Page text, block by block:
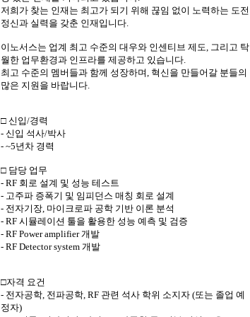
저희가 찾는 인재는 최고가 되기 위해 끊임 없이 노력하는 도전
정신과 실력을 갖춘 인재입니다.
이노서스는 업계 최고 수준의 대우와 인센티브 제도, 그리고 탁
월한 업무환경과 인프라를 제공하고 있습니다.
최고 수준의 멤버들과 함께 성장하며, 혁신을 만들어갈 분들의
많은 지원을 바랍니다.
□ 신입/경력
- 신입 석사/박사
- ~5년차 경력
□ 담당 업무
- RF 회로 설계 및 성능 테스트
- 고주파 증폭기 및 임피던스 매칭 회로 설계
- 전자기장, 마이크로파 공학 기반 이론 분석
- RF 시뮬레이션 툴을 활용한 성능 예측 및 검증
- RF Power amplifier 개발
- RF Detector system 개발
□자격 요건
- 전자공학, 전파공학, RF 관련 석사 학위 소지자 (또는 졸업 예
정자)